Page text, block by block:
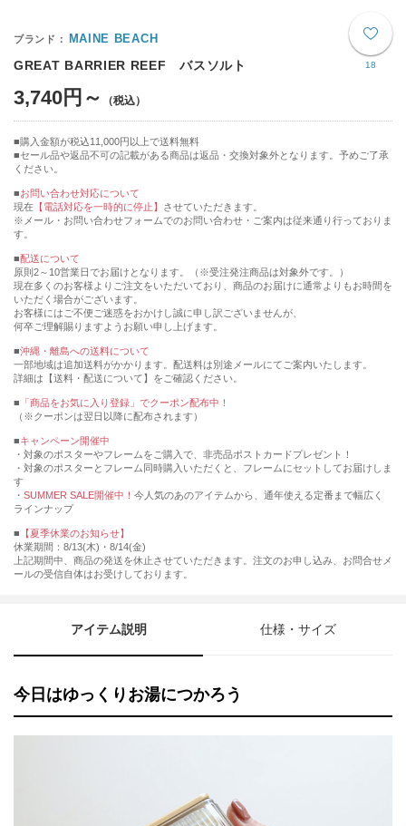
18
MAINE BEACH
GREAT BARRIER REEF バスソルト
3,740円～
購入金額が税込11,000円以上で送料無料
セール品や返品不可の記載がある商品は返品・交換対象外となります。予めご了承
ください。
■お問い合わせ対応について
現在 【電話対応を一時的に停止】 させていただきます。
※メール・お問い合わせフォームでのお問い合わせ・ご案内は従来通り行っておりま
す。
■配送について
原則2～10営業日でお届けとなります。（※受注発注商品は対象外です。）
現在多くのお客様よりご注文をいただいており、商品のお届けに通常よりもお時間を
いただく場合がございます。
お客様にはご不便ご迷惑をおかけし誠に申し訳ございませんが、
何卒ご理解賜りますようお願い申し上げます。
■沖縄・離島への送料について
一部地域は追加送料がかかります。配送料は別途メールにてご案内いたします。
詳細は【送料・配送について】をご確認ください。
■ 「商品をお気に入り登録」でクーポン配布中！
（※クーポンは翌日以降に配布されます）
■キャンペーン開催中
・対象のポスターやフレームをご購入で、非売品ポストカードプレゼント！
・対象のポスターとフレーム同時購入いただくと、フレームにセットしてお届けしま
す
・ SUMMER SALE開催中！ 今人気のあのアイテムから、通年使える定番まで幅広く
ラインナップ
■ 【夏季休業のお知らせ】
休業期間：8/13(木)・8/14(金)
上記期間中、商品の発送を休止させていただきます。注文のお申し込み、お問合せメ
ールの受信自体はお受けしております。
アイテム説明 仕様・サイズ
今日はゆっくりお湯につかろう